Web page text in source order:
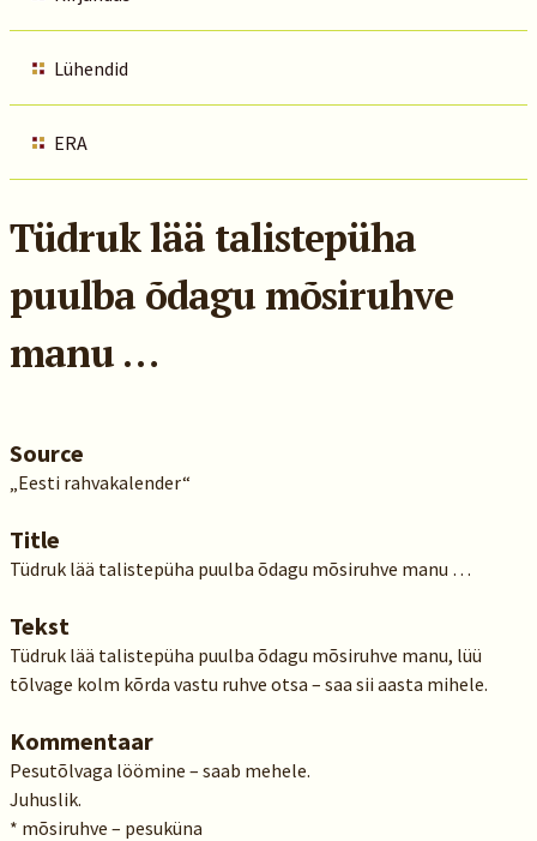
Lühendid
ERA
Tüdruk lää talistepüha
puulba õdagu mõsiruhve
manu …
Source
„Eesti rahvakalender“
Title
Tüdruk lää talistepüha puulba õdagu mõsiruhve manu …
Tekst
Tüdruk lää talistepüha puulba õdagu mõsiruhve manu, lüü
tõlvage kolm kõrda vastu ruhve otsa – saa sii aasta mihele.
Kommentaar
Pesutõlvaga löömine – saab mehele.
Juhuslik.
* mõsiruhve – pesuküna